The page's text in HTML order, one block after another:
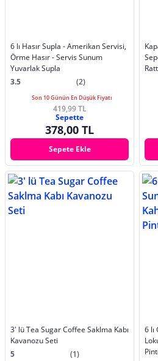
6 lı Hasır Supla - Amerikan Servisi,
Örme Hasır - Servis Sunum
Yuvarlak Supla
3.5
(2)
Son 10 Günün En Düşük Fiyatı
419,99 TL
Sepette
378,00 TL
Sepete Ekle
3' lü Tea Sugar Coffee Saklma Kabı
Kavanozu Seti
5
(1)
6